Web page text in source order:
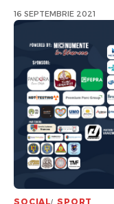
16 SEPTEMBRIE 2021
SOCIAL SPORT